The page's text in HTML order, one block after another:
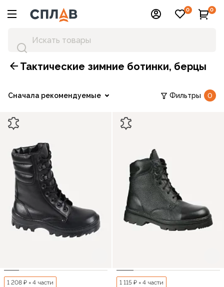
0 0
Тактические зимние ботинки, берцы
Сначала рекомендуемые Фильтры 0
1 208 ₽ × 4 части 1 115 ₽ × 4 части